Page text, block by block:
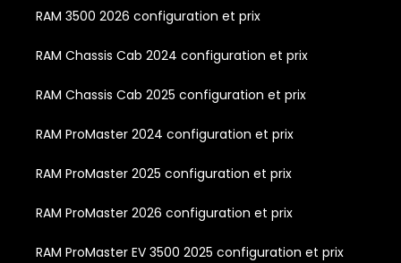
RAM 3500 2026 configuration et prix
RAM Chassis Cab 2024 configuration et prix
RAM Chassis Cab 2025 configuration et prix
RAM ProMaster 2024 configuration et prix
RAM ProMaster 2025 configuration et prix
RAM ProMaster 2026 configuration et prix
RAM ProMaster EV 3500 2025 configuration et prix